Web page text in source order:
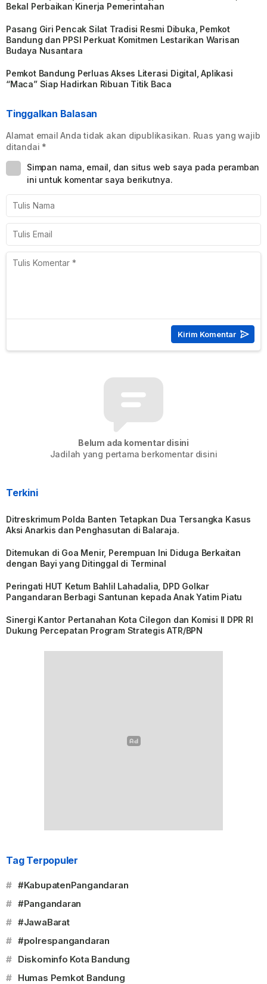
Bekal Perbaikan Kinerja Pemerintahan
Pasang Giri Pencak Silat Tradisi Resmi Dibuka, Pemkot
Bandung dan PPSI Perkuat Komitmen Lestarikan Warisan
Budaya Nusantara
Pemkot Bandung Perluas Akses Literasi Digital, Aplikasi
“Maca” Siap Hadirkan Ribuan Titik Baca
Tinggalkan Balasan
Alamat email Anda tidak akan dipublikasikan. Ruas yang wajib
ditandai *
Simpan nama, email, dan situs web saya pada peramban
ini untuk komentar saya berikutnya.
Belum ada komentar disini
Jadilah yang pertama berkomentar disini
Terkini
Ditreskrimum Polda Banten Tetapkan Dua Tersangka Kasus
Aksi Anarkis dan Penghasutan di Balaraja.
Ditemukan di Goa Menir, Perempuan Ini Diduga Berkaitan
dengan Bayi yang Ditinggal di Terminal
Peringati HUT Ketum Bahlil Lahadalia, DPD Golkar
Pangandaran Berbagi Santunan kepada Anak Yatim Piatu
Sinergi Kantor Pertanahan Kota Cilegon dan Komisi II DPR RI
Dukung Percepatan Program Strategis ATR/BPN
Tag Terpopuler
# #KabupatenPangandaran
# #Pangandaran
# #JawaBarat
# #polrespangandaran
# Diskominfo Kota Bandung
# Humas Pemkot Bandung